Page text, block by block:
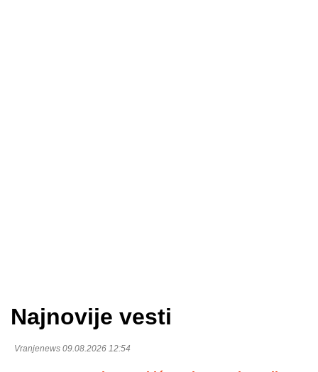
Najnovije vesti
Vranjenews 09.08.2026 12:54